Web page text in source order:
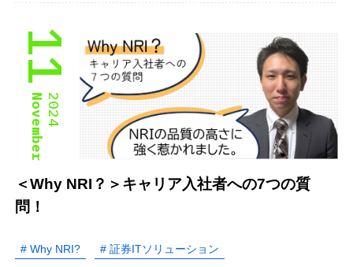
11
2024
November
＜Why NRI？＞キャリア入社者への7つの質
問！
# Why NRI? # 証券ITソリューション